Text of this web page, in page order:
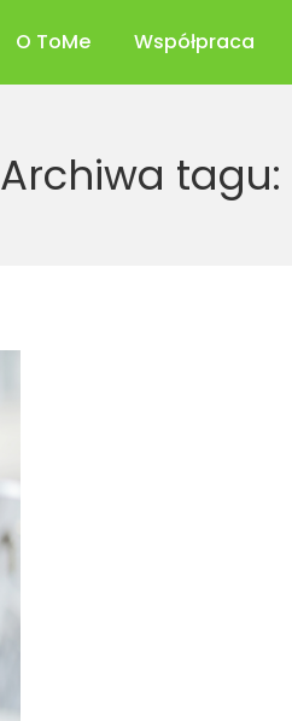
O ToMe Współpraca
Archiwa tagu: